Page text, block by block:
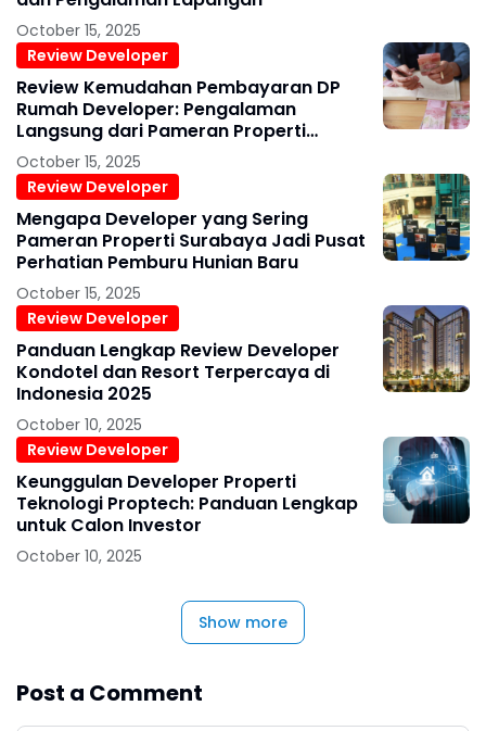
October 15, 2025
Review Developer
Review Kemudahan Pembayaran DP
Rumah Developer: Pengalaman
Langsung dari Pameran Properti
Surabaya 2025
October 15, 2025
Review Developer
Mengapa Developer yang Sering
Pameran Properti Surabaya Jadi Pusat
Perhatian Pemburu Hunian Baru
October 15, 2025
Review Developer
Panduan Lengkap Review Developer
Kondotel dan Resort Terpercaya di
Indonesia 2025
October 10, 2025
Review Developer
Keunggulan Developer Properti
Teknologi Proptech: Panduan Lengkap
untuk Calon Investor
October 10, 2025
Show more
Post a Comment